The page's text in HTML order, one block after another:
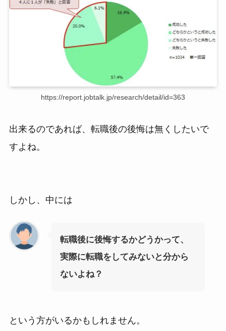
https://report.jobtalk.jp/research/detail/id=363
出来るのであれば、転職後の後悔は無くしたいで
すよね。
しかし、中には
転職後に後悔するかどうかって、
実際に転職をしてみないと分から
ないよね？
という方がいるかもしれません。